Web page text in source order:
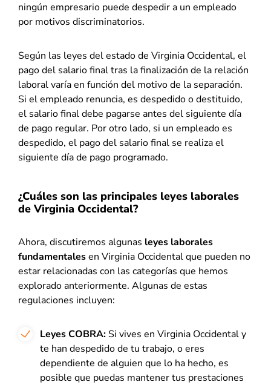
ningún empresario puede despedir a un empleado
por motivos discriminatorios.
Según las leyes del estado de Virginia Occidental, el
pago del salario final tras la finalización de la relación
laboral varía en función del motivo de la separación.
Si el empleado renuncia, es despedido o destituido,
el salario final debe pagarse antes del siguiente día
de pago regular. Por otro lado, si un empleado es
despedido, el pago del salario final se realiza el
siguiente día de pago programado.
¿Cuáles son las principales leyes laborales
de Virginia Occidental?
Ahora, discutiremos algunas leyes laborales
fundamentalesen Virginia Occidental que pueden no
estar relacionadas con las categorías que hemos
explorado anteriormente. Algunas de estas
regulaciones incluyen:
Leyes COBRA: Si vives en Virginia Occidental y
te han despedido de tu trabajo, o eres
dependiente de alguien que lo ha hecho, es
posible que puedas mantener tus prestaciones